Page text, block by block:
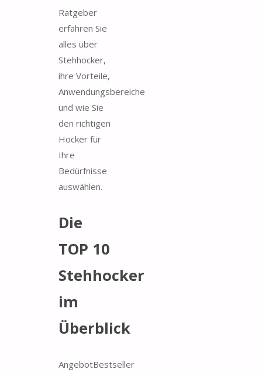
Ratgeber
erfahren Sie
alles über
Stehhocker,
ihre Vorteile,
Anwendungsbereiche
und wie Sie
den richtigen
Hocker für
Ihre
Bedürfnisse
auswählen.
Die
TOP 10
Stehhocker
im
Überblick
AngebotBestseller